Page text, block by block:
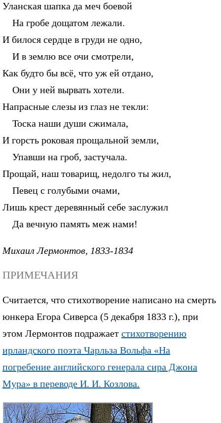
Уланская шапка да меч боевой
На гробе дощатом лежали.
И билося сердце в груди не одно,
И в землю все очи смотрели,
Как будто бы всё, что уж ей отдано,
Они у ней вырвать хотели.
Напрасные слезы из глаз не текли:
Тоска наши души сжимала,
И горсть роковая прощальной земли,
Упавши на гроб, застучала.
Прощай, наш товарищ, недолго ты жил,
Певец с голубыми очами,
Лишь крест деревянный себе заслужил
Да вечную память меж нами!
Михаил Лермонтов, 1833-1834
ПРИМЕЧАНИЯ
Считается, что стихотворение написано на смерть
юнкера Егора Сиверса (5 декабря 1833 г.), при
этом Лермонтов подражает стихотворению
ирландского поэта Чарльза Вольфа «На
погребение английского генерала сира Джона
Мура» в переводе И. И. Козлова.